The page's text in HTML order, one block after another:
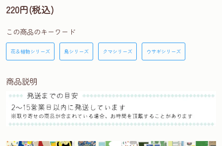
220円(税込)
この商品のキーワード
花＆植物シリーズ 鳥シリーズ クマシリーズ ウサギシリーズ
商品説明